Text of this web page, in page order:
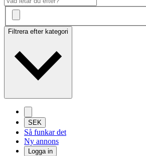
Filtrera efter kategori
SEK
Så funkar det
Ny annons
Logga in